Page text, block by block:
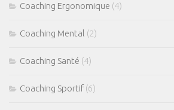
Coaching Ergonomique (4)
Coaching Mental (2)
Coaching Santé (4)
Coaching Sportif(6)